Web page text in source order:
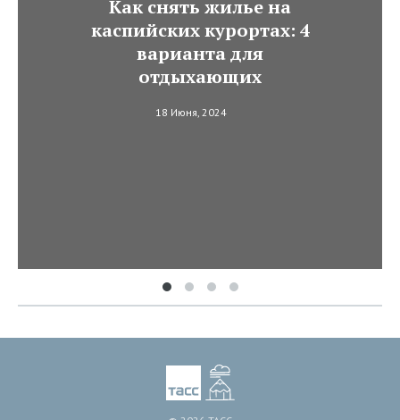
Как снять жилье на
каспийских курортах: 4
варианта для
отдыхающих
18 Июня, 2024